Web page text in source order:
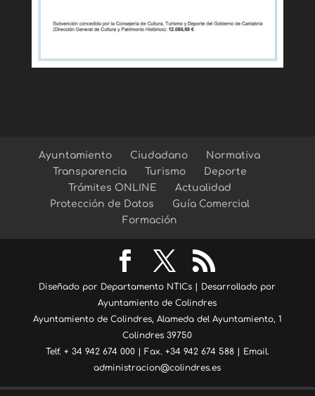
Ayuntamiento Ciudadano
Normativa
Transparencia
Turismo
Deporte
Trámites ONLINE
Actualidad
Protección de Datos
Guía Comercial
Formación
Diseñado por Departamento NTICs | Desarrollado por
Ayuntamiento de Colindres
Ayuntamiento de Colindres, Alameda del Ayuntamiento, 1
Colindres 39750
Telf. + 34 942 674 000 | Fax. +34 942 674 588 | Email.
administracion@colindres.es